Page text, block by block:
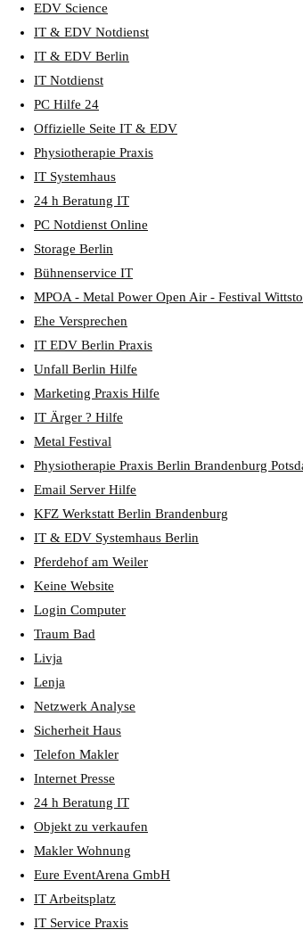
EDV Science
IT & EDV Notdienst
IT & EDV Berlin
IT Notdienst
PC Hilfe 24
Offizielle Seite IT & EDV
Physiotherapie Praxis
IT Systemhaus
24 h Beratung IT
PC Notdienst Online
Storage Berlin
Bühnenservice IT
MPOA - Metal Power Open Air - Festival
Ehe Versprechen
IT EDV Berlin Praxis
Unfall Berlin Hilfe
Marketing Praxis Hilfe
IT Ärger ? Hilfe
Metal Festival
Physiotherapie Praxis Berlin Brandenburg
Email Server Hilfe
KFZ Werkstatt Berlin Brandenburg
IT & EDV Systemhaus Berlin
Pferdehof am Weiler
Keine Website
Login Computer
Traum Bad
Livja
Lenja
Netzwerk Analyse
Sicherheit Haus
Telefon Makler
Internet Presse
24 h Beratung IT
Objekt zu verkaufen
Makler Wohnung
Eure EventArena GmbH
IT Arbeitsplatz
IT Service Praxis